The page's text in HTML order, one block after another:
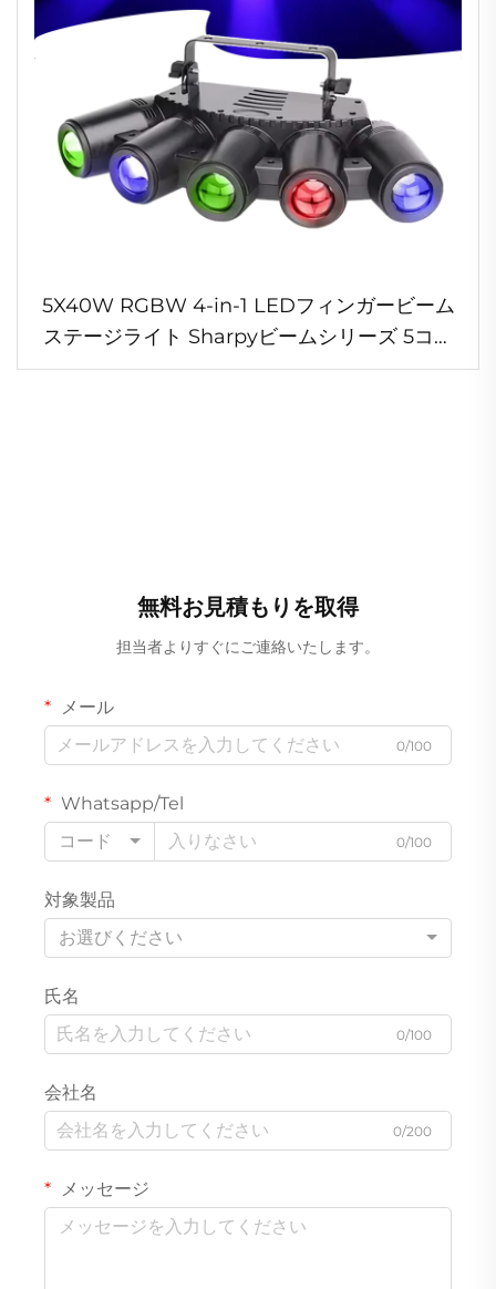
5X40W RGBW 4-in-1 LEDフィンガービーム
ステージライト Sharpyビームシリーズ 5コン
ビネーション DJ用 アルミ製ランプボディ
無料お見積もりを取得
担当者よりすぐにご連絡いたします。
メール
0/100
Whatsapp/Tel
コード
0/100
対象製品
お選びください
氏名
0/100
会社名
0/200
メッセージ